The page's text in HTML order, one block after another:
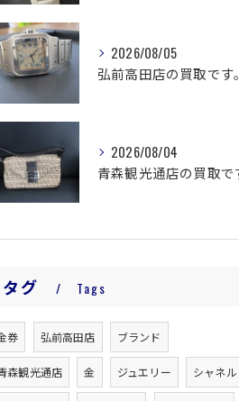
2026/08/05
弘前高田店の買取です。
2026/08/04
タグ Tags
券 弘前高田店 ブランド
森観光通店 金 ジュエリー シャネル